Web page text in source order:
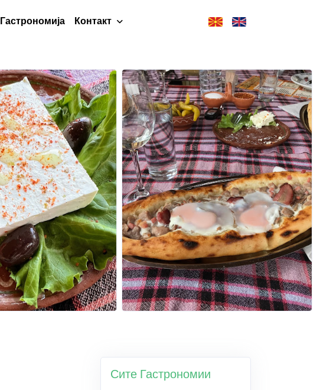
Гастрономија Контакт
Сите Гастрономии